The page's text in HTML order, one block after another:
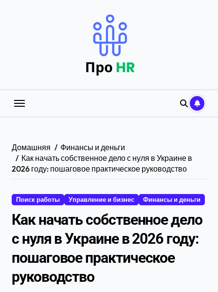
Домашняя
Финансы и деньги
Как начать собственное дело с нуля в Украине в
2026 году: пошаговое практическое руководство
Поиск работы Управление и бизнес Финансы и деньги
Как начать собственное дело
с нуля в Украине в 2026 году:
пошаговое практическое
руководство